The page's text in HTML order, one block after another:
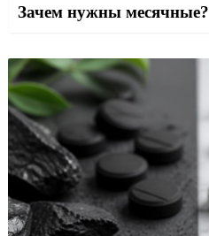
Зачем нужны месячные?